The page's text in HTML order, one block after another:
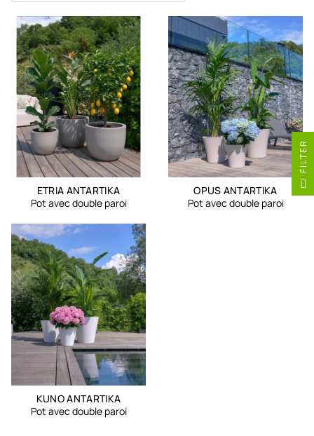
ETRIA ANTARTIKA
Pot avec double paroi
OPUS ANTARTIKA
Pot avec double paroi
KUNO ANTARTIKA
Pot avec double paroi
R